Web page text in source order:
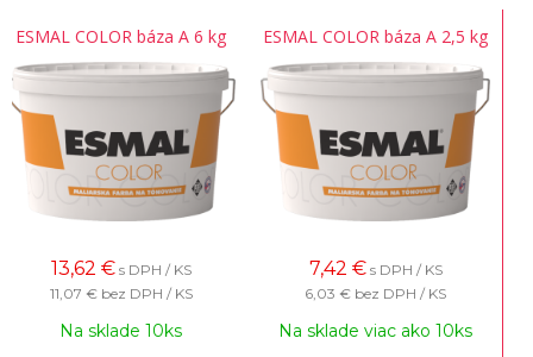
ESMAL COLOR báza A 6 kg
13,62 € s DPH / KS
11,07 € bez DPH / KS
Na sklade 10ks
ESMAL COLOR báza A 2,5 kg
7,42 € s DPH / KS
6,03 € bez DPH / KS
Na sklade viac ako 10ks